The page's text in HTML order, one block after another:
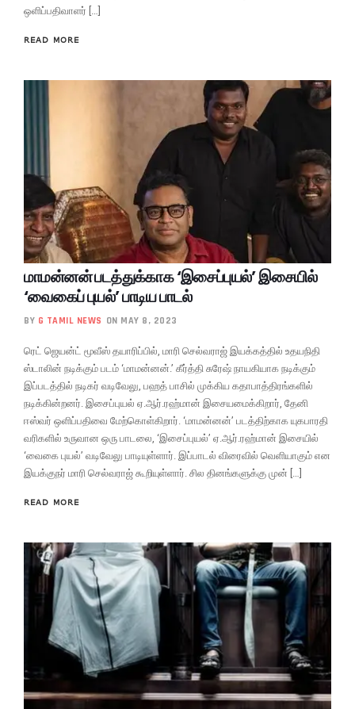
ஒளிப்பதிவாளர் […]
READ MORE
மாமன்னன் படத்துக்காக ‘இசைப்புயல்’ இசையில்
‘வைகைப் புயல்’ பாடிய பாடல்
BY G TAMIL NEWS ON MAY 8, 2023
ரெட் ஜெயன்ட் மூவீஸ் தயாரிப்பில், மாரி செல்வராஜ் இயக்கத்தில் உதயநிதி
ஸ்டாலின் நடிக்கும் படம் ‘மாமன்னன்.’ கீர்த்தி சுரேஷ் நாயகியாக நடிக்கும்
இப்படத்தில் நடிகர் வடிவேலு, பஹத் பாசில் முக்கிய கதாபாத்திரங்களில்
நடிக்கின்றனர். இசைப்புயல் ஏ.ஆர்.ரஹ்மான் இசையமைக்கிறார், தேனி
ஈஸ்வர் ஒளிப்பதிவை மேற்கொள்கிறார். ‘மாமன்னன்’ படத்திற்காக யுகபாரதி
வரிகளில் உருவான ஒரு பாடலை, ‘இசைப்புயல்’ ஏ.ஆர்.ரஹ்மான் இசையில்
‘வைகை புயல்’ வடிவேலு பாடியுள்ளார். இப்பாடல் விரைவில் வெளியாகும் என
இயக்குநர் மாரி செல்வராஜ் கூறியுள்ளார். சில தினங்களுக்கு முன் […]
READ MORE